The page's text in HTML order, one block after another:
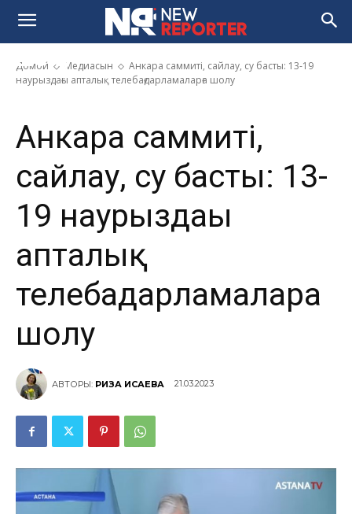
Домой Медиасын
Анкара саммиті, сайлау, су басты: 13-19
наурыздағы апталық телебағдарламаларға шолу
басты: 13-19 наурыздағы
апталық телебағдарламаларға
шолу
Анкара саммиті,
сайлау, су басты: 13-
19 наурыздағы
апталық
телебағдарламаларға
шолу
АВТОРЫ: РИЗА ИСАЕВА 21.03.2023